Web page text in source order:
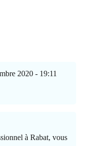
2020 - 19:11
à Rabat, vous